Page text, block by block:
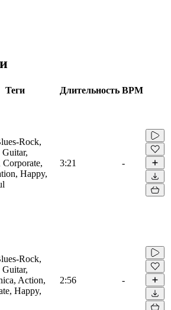
Теги Длительность BPM
Rock,
Corporate,
Happy,
3:21 -
Rock,
Action,
Happy,
2:56 -